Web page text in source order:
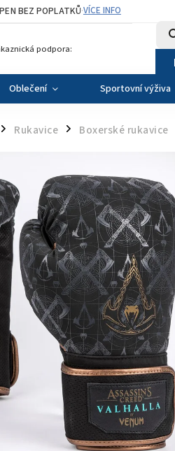
BEZ POPLATKŮ·VÍCE INFO
podpora:
Oblečení Sportovní výživa
/ Rukavice / Boxerské rukavice